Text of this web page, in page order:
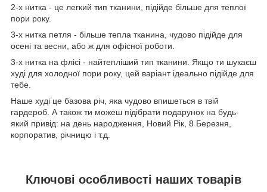
2-х нитка - це легкий тип тканини, підійде більше для теплої
пори року.
3-х нитка петля - більше тепла тканина, чудово підійде для
осені та весни, або ж для офісної роботи.
3-х нитка на флісі - найтепліший тип тканини. Якщо ти шукаєш
худі для холодної пори року, цей варіант ідеально підійде для
тебе.
Наше худі це базова річ, яка чудово впишеться в твій
гардероб. А також ти можеш підібрати подарунок на будь-
який привід: на день народження, Новий Рік, 8 Березня,
корпоратив, річницю і т.д.
Ключові особливості наших товарів